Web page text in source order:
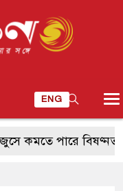
ENG
বিষণ্নতার মাত্রা,